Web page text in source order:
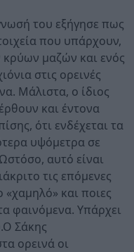
του εξήγησε πως
που υπάρχουν,
κρύων μαζών και ενός
στις ορεινές
Μάλιστα, ο ίδιος
και έντονα
ότι ενδέχεται τα
υψόμετρα σε
αυτό είναι
τις επόμενες
«χαμηλό» και ποιες
φαινόμενα. Υπάρχει
Σάκης
ορεινά οι